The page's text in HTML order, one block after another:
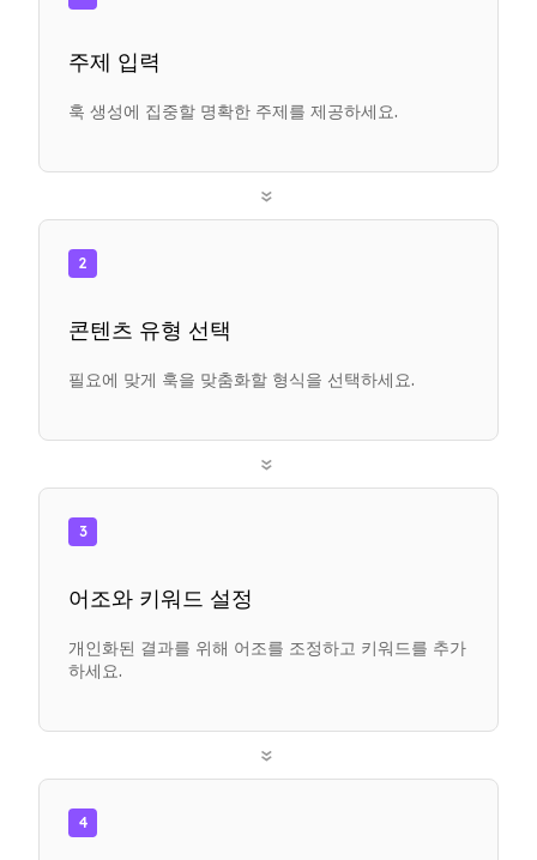
주제 입력
훅 생성에 집중할 명확한 주제를 제공하세요.
»
2
콘텐츠 유형 선택
필요에 맞게 훅을 맞춤화할 형식을 선택하세요.
»
3
어조와 키워드 설정
개인화된 결과를 위해 어조를 조정하고 키워드를 추가
하세요.
»
4